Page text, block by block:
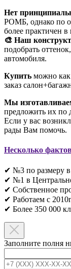
Нет
РОМБ, однако по
более практичен в
🎨 Наш
подобрать
автомобиля.
Купить можно как
заказ
Мы
предложить их по
Если у вас
рады Вам помочь.
Несколько
✔ №3 по размеру
✔ №1 в
✔ Собственное
✔ Работаем с
✔ Более 350 000
Заполните полня